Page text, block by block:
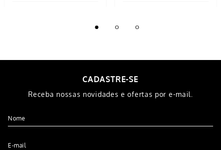
CADASTRE-SE
Receba nossas novidades e ofertas por e-mail.